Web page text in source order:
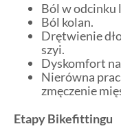
Ból w odcinku
Ból kolan.
Drętwienie
szyi.
Dyskomfort
Nierówna
zmęczenie
Etapy Bikefittingu